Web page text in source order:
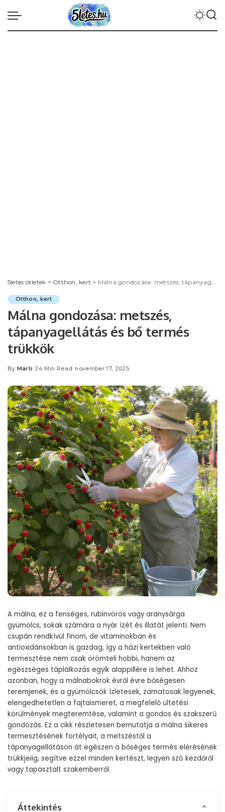
5letes ötletek > Otthon, kert > Málna gondozása: metszés, tápanyagellátás és bő termés trükkök
Otthon, kert
Málna gondozása: metszés,
tápanyagellátás és bő termés
trükkök
Posted
By Márti 24 Min Read november 17, 2025
A málna, ez a fenséges, rubinvörös vagy aranysárga
gyümölcs, sokak számára a nyár ízét és illatát jelenti. Nem
csupán rendkívül finom, de vitaminokban és
antioxidánsokban is gazdag, így a házi kertekben való
termesztése nem csak örömteli hobbi, hanem az
egészséges táplálkozás egyik alappillére is lehet. Ahhoz
azonban, hogy a málnabokrok évről évre bőségesen
teremjenek, és a gyümölcsök ízletesek, zamatosak legyenek,
elengedhetetlen a fajtaismeret, a megfelelő ültetési
körülmények megteremtése, valamint a gondos és szakszerű
gondozás. Ez a cikk részletesen bemutatja a málna sikeres
termesztésének fortélyait, a metszéstől a
tápanyagellátáson át egészen a bőséges termés elérésének
trükkjeiig, segítve ezzel minden kertészt, legyen szó kezdőről
vagy tapasztalt szakemberről.
Áttekintés